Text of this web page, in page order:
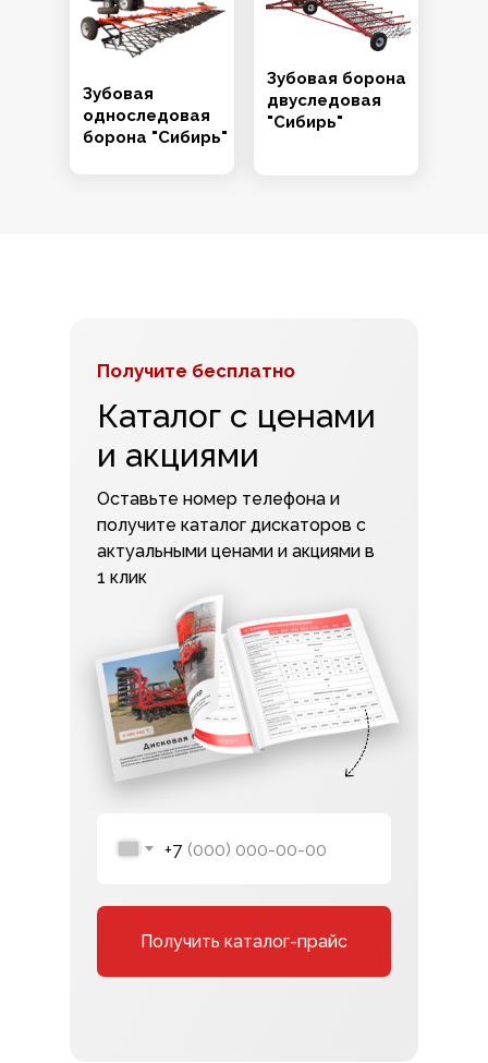
Зубовая борона
двуследовая
"Сибирь"
Зубовая
односледовая
борона "Сибирь"
Получите бесплатно
Каталог с ценами
и акциями
+7
Получить каталог-прайс
Оставьте номер телефона и
получите каталог дискаторов с
актуальными ценами и акциями в
1 клик